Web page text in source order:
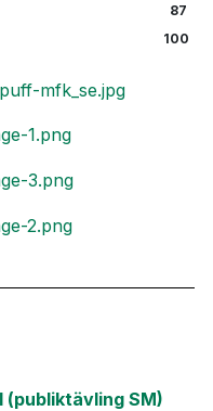
87
100
(publiktävling SM)